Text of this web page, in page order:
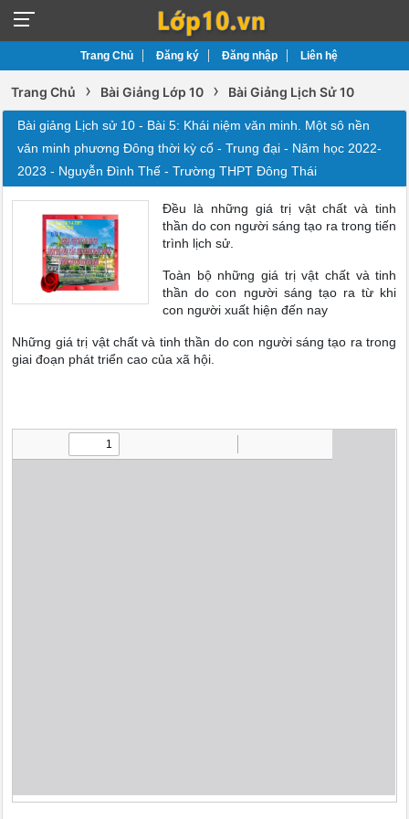
Trang Chủ Đăng ký Đăng nhập Liên hệ
Trang Chủ › Bài Giảng Lớp 10 › Bài Giảng Lịch Sử 10
Bài giảng Lịch sử 10 - Bài 5: Khái niệm văn minh. Một sô nền
văn minh phương Đông thời kỳ cổ - Trung đại - Năm học 2022-
2023 - Nguyễn Đình Thế - Trường THPT Đông Thái
Đều là những giá trị vật chất và tinh
thần do con người sáng tạo ra trong tiến
trình lịch sử.
Toàn bộ những giá trị vật chất và tinh
thần do con người sáng tạo ra từ khi
con người xuất hiện đến nay
Những giá trị vật chất và tinh thần do con người sáng tạo ra trong
giai đoạn phát triển cao của xã hội.